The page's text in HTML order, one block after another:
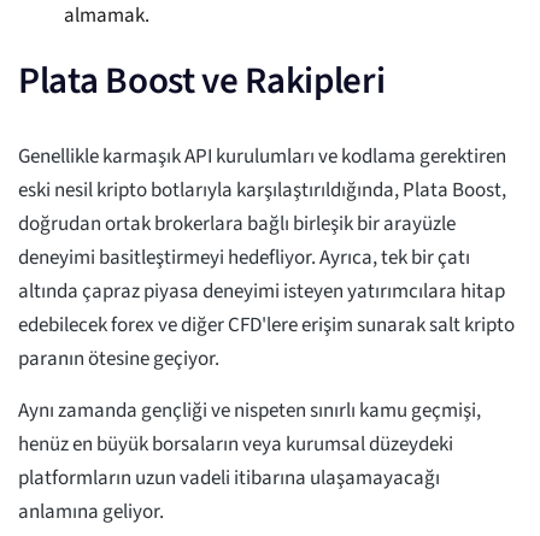
almamak.
Plata Boost ve Rakipleri
Genellikle karmaşık API kurulumları ve kodlama gerektiren
eski nesil kripto botlarıyla karşılaştırıldığında, Plata Boost,
doğrudan ortak brokerlara bağlı birleşik bir arayüzle
deneyimi basitleştirmeyi hedefliyor. Ayrıca, tek bir çatı
altında çapraz piyasa deneyimi isteyen yatırımcılara hitap
edebilecek forex ve diğer CFD'lere erişim sunarak salt kripto
paranın ötesine geçiyor.
Aynı zamanda gençliği ve nispeten sınırlı kamu geçmişi,
henüz en büyük borsaların veya kurumsal düzeydeki
platformların uzun vadeli itibarına ulaşamayacağı
anlamına geliyor.